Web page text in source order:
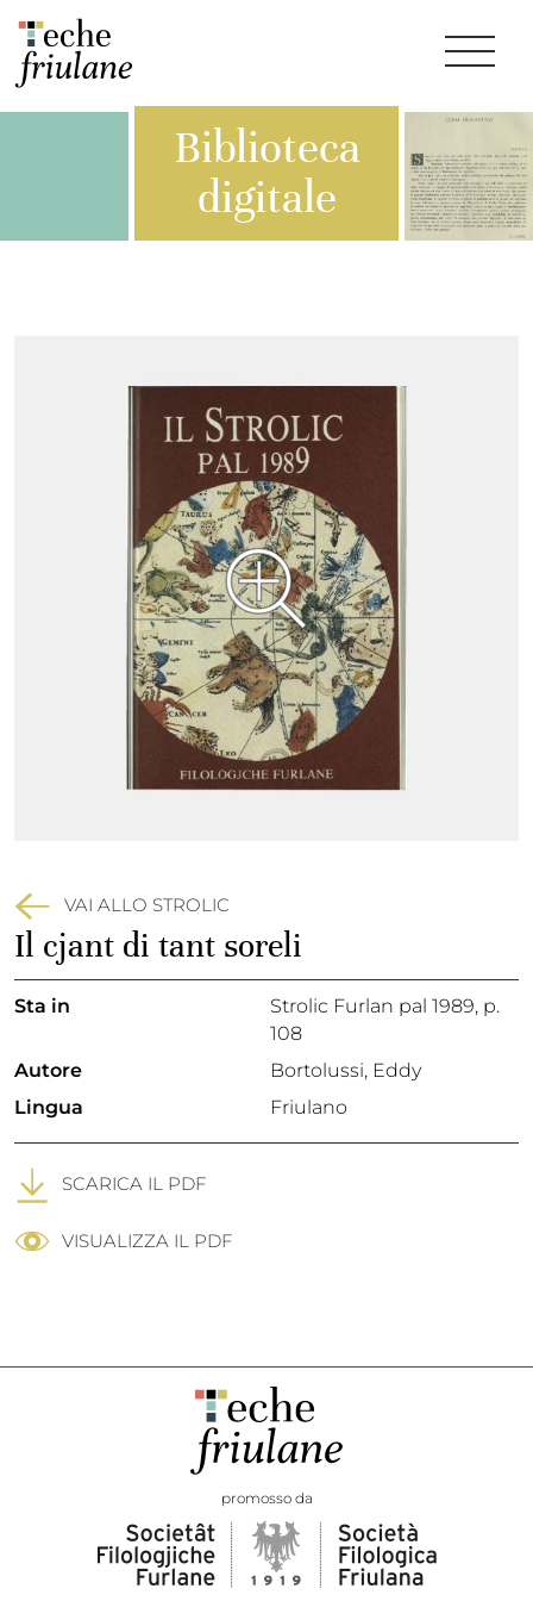
Biblioteca
digitale
VAI ALLO STROLIC
Il cjant di tant soreli
Sta in Strolic Furlan pal 1989, p.
108
Autore
Bortolussi, Eddy
Lingua
Friulano
SCARICA IL PDF
VISUALIZZA IL PDF
promosso da